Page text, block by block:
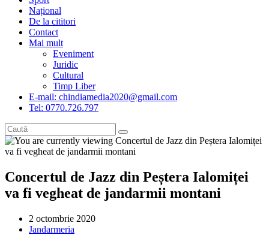
Național
De la cititori
Contact
Mai mult
Eveniment
Juridic
Cultural
Timp Liber
E-mail: chindiamedia2020@gmail.com
Tel: 0770.726.797
Concertul de Jazz din Peștera Ialomiței
va fi vegheat de jandarmii montani
Post
published:
2 octombrie 2020
Post
Jandarmeria